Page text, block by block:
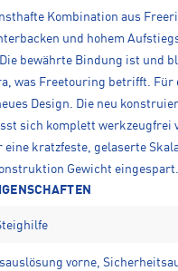
Kombination aus
und hohem
bewährte Bindung ist und
was Freetouring betrifft. Für
Design. Die neu
sich komplett werkzeugfrei
eine kratzfeste, gelaserte
Gewicht eingespart.
vorne,